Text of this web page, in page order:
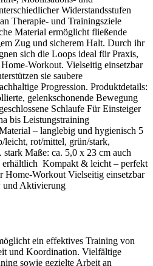
Widerstandsstufen
Therapie- und Trainingsziele
Material ermöglicht fließende
Zug und sicherem Halt. Durch ihr
sich die Loops ideal für Praxis,
Workout. Vielseitig einsetzbar
sie saubere
Progression. Produktdetails:
gelenkschonende Bewegung
Schlaufe Für Einsteiger
bis Leistungstraining
– langlebig und hygienisch 5
leicht, rot/mittel, grün/stark,
Maße: ca. 5,0 x 23 cm auch
erhältlich Kompakt & leicht – perfekt
Home-Workout Vielseitig einsetzbar
Aktivierung
ein effektives Training von
und Koordination. Vielfältige
sowie gezielte Arbeit an